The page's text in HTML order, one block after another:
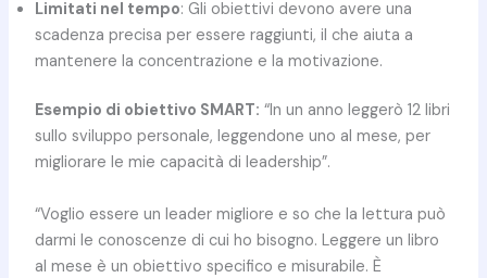
Limitati nel tempo: Gli obiettivi devono avere una
scadenza precisa per essere raggiunti, il che aiuta a
mantenere la concentrazione e la motivazione.
Esempio di obiettivo SMART: “In un anno leggerò 12 libri
sullo sviluppo personale, leggendone uno al mese, per
migliorare le mie capacità di leadership”.
“Voglio essere un leader migliore e so che la lettura può
darmi le conoscenze di cui ho bisogno. Leggere un libro
al mese è un obiettivo specifico e misurabile. È